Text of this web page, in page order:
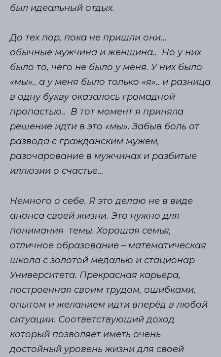
был идеальный отдых.
До тех пор, пока не пришли они…
обычные мужчина и женщина.. Но у них
было то, чего не было у меня. У них было
«мы».. а у меня было только «я».. и разница
в одну букву оказалось громадной
пропастью.. В тот момент я приняла
решение идти в это «мы». Забыв боль от
развода с гражданским мужем,
разочарование в мужчинах и разбитые
иллюзии о счастье…
Немного о себе. Я это делаю не в виде
анонса своей жизни. Это нужно для
понимания темы. Хорошая семья,
отличное образование – математическая
школа с золотой медалью и стационар
Университета. Прекрасная карьера,
построенная своим трудом, ошибками,
опытом и желанием идти вперёд в любой
ситуации. Соответствующий доход
который позволяет иметь очень
достойный уровень жизни для своей